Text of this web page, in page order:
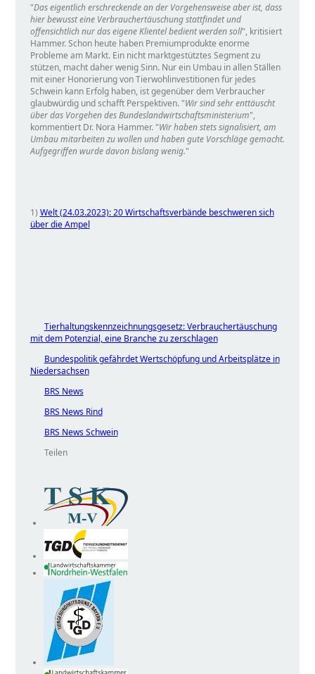
Das eigentlich erschreckende an der Vorgehensweise aber ist, dass
hier bewusst eine Verbrauchertäuschung stattfindet und
offensichtlich nur das eigene Klientel bedient werden soll , kritisiert
Hammer. Schon heute haben Premiumprodukte enorme
Probleme am Markt. Ein nicht marktgestütztes Segment zu
stützen, macht daher wenig Sinn. Nur ein Umbau in allen Ställen
mit einer Honorierung von Tierwohlinvestitionen für jedes
Schwein kann Erfolg haben, ist gegenüber dem Verbraucher
glaubwürdig und schafft Perspektiven. Wir sind sehr enttäuscht
über das Vorgehen des Bundeslandwirtschaftsministerium ,
kommentiert Dr. Nora Hammer. Wir haben stets signalisiert, am
Umbau mitarbeiten zu wollen und haben gute Vorschläge gemacht.
Aufgegriffen wurde davon bislang wenig.
1) Welt (24.03.2023): 20 Wirtschaftsverbände beschweren sich
über die Ampel
Tierhaltungskennzeichnungsgesetz: Verbrauchertäuschung
mit dem Potenzial, eine Branche zu zerschlagen
Bundespolitik gefährdet Wertschöpfung und Arbeitsplätze in
Niedersachsen
BRS News
BRS News Rind
BRS News Schwein
Teilen